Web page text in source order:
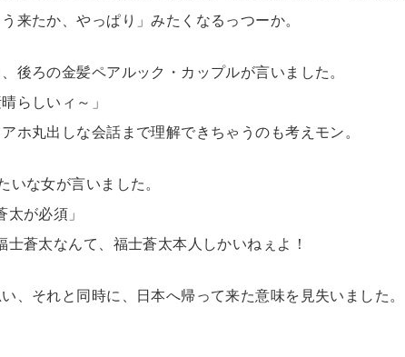
来たか、やっぱり」みたくなるっつーか。
後ろの金髪ペアルック・カップルが言いました。
らしいィ～」
ホ丸出しな会話まで理解できちゃうのも考えモン。
な女が言いました。
が必須」
蒼太なんて、福士蒼太本人しかいねぇよ！
、それと同時に、日本へ帰って来た意味を見失いました。